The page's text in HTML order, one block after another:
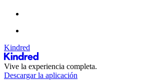
Kindred
Vive la experiencia completa.
Descargar la aplicación